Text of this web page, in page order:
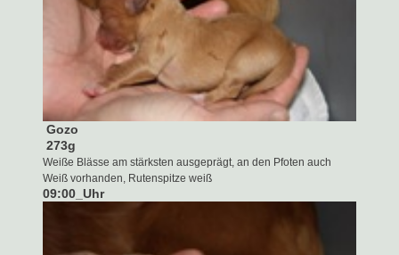
Gozo
273g
Weiße Blässe am stärksten ausgeprägt, an den Pfoten auch
Weiß vorhanden, Rutenspitze weiß
09:00 Uhr